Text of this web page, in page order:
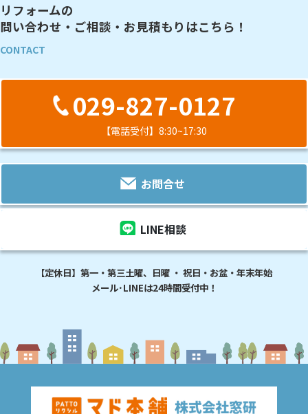
リフォームの
問い合わせ・ご相談・お見積もりはこちら！
CONTACT
029-827-0127
【電話受付】8:30~17:30
お問合せ
LINE相談
【定休日】第一・第三土曜、日曜 ・ 祝日・お盆・年末年始
メール･LINEは24時間受付中！